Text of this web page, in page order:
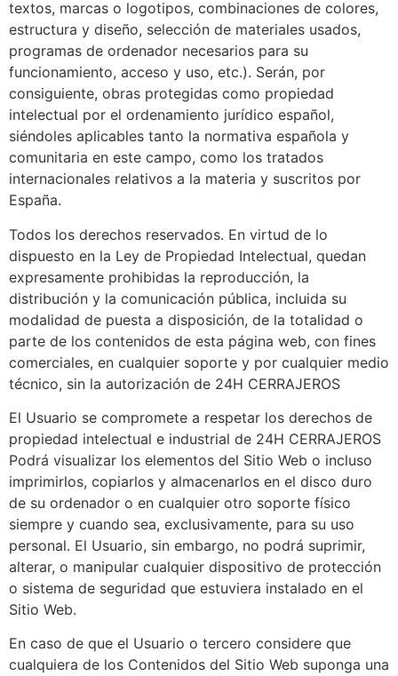
textos, marcas o logotipos, combinaciones de colores,
estructura y diseño, selección de materiales usados,
programas de ordenador necesarios para su
funcionamiento, acceso y uso, etc.). Serán, por
consiguiente, obras protegidas como propiedad
intelectual por el ordenamiento jurídico español,
siéndoles aplicables tanto la normativa española y
comunitaria en este campo, como los tratados
internacionales relativos a la materia y suscritos por
España.
Todos los derechos reservados. En virtud de lo
dispuesto en la Ley de Propiedad Intelectual, quedan
expresamente prohibidas la reproducción, la
distribución y la comunicación pública, incluida su
modalidad de puesta a disposición, de la totalidad o
parte de los contenidos de esta página web, con fines
comerciales, en cualquier soporte y por cualquier medio
técnico, sin la autorización de 24H CERRAJEROS
El Usuario se compromete a respetar los derechos de
propiedad intelectual e industrial de 24H CERRAJEROS
Podrá visualizar los elementos del Sitio Web o incluso
imprimirlos, copiarlos y almacenarlos en el disco duro
de su ordenador o en cualquier otro soporte físico
siempre y cuando sea, exclusivamente, para su uso
personal. El Usuario, sin embargo, no podrá suprimir,
alterar, o manipular cualquier dispositivo de protección
o sistema de seguridad que estuviera instalado en el
Sitio Web.
En caso de que el Usuario o tercero considere que
cualquiera de los Contenidos del Sitio Web suponga una